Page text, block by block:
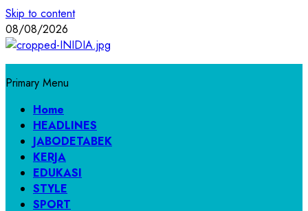
Skip to content
08/08/2026
Primary Menu
Home
HEADLINES
JABODETABEK
KERJA
EDUKASI
STYLE
SPORT